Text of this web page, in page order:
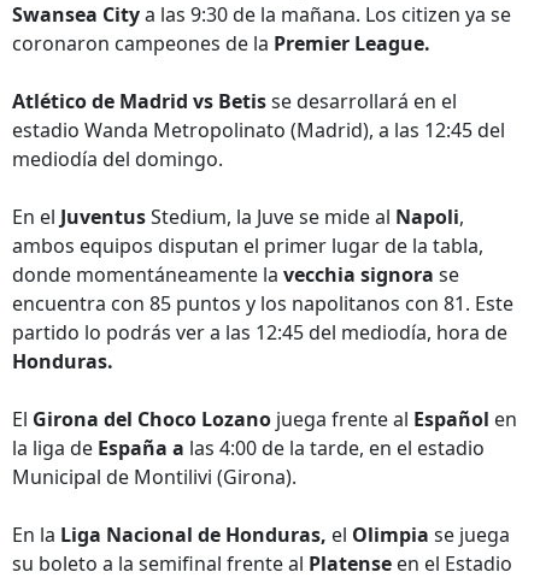
Swansea Citya las 9:30 de la mañana. Los citizen ya se
coronaron campeones de la Premier League.
Atlético de Madrid vs Betisse desarrollará en el
estadio Wanda Metropolinato (Madrid), a las 12:45 del
mediodía del domingo.
En el JuventusStedium, la Juve se mide al Napoli,
ambos equipos disputan el primer lugar de la tabla,
donde momentáneamente la vecchia signora se
encuentra con 85 puntos y los napolitanos con 81. Este
partido lo podrás ver a las 12:45 del mediodía, hora de
Honduras.
El Girona del Choco Lozano juega frente al Español en
la liga de España a las 4:00 de la tarde, en el estadio
Municipal de Montilivi (Girona).
En la Liga Nacional de Honduras, el Olimpia se juega
su boleto a la semifinal frente al Platense en el Estadio